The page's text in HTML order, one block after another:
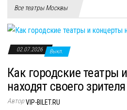
Все театры Москвы
02.07.2026 Выкл.
Как городские театры
находят своего зрителя
АвторVIP-BILET.RU